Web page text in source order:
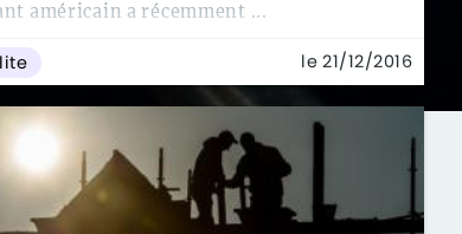
américain a récemment ...
le 21/12/2016